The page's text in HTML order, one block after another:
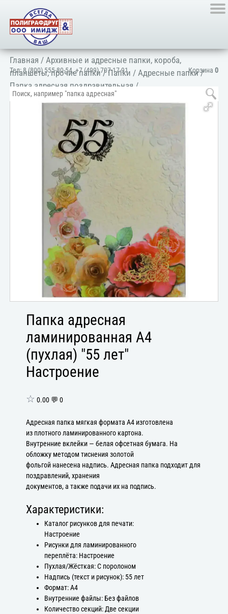
Корзина 0
Тел:8 (800) 555-80-54,+7 (499) 707-17-91
Главная /Архивные и адресные папки, короба,
планшеты, прочие папки/Папки /Адресные папки/
Папка адресная поздравительная /
Папка адресная
ламинированная А4
(пухлая) "55 лет"
Настроение
☆ 0.00 💬 0
Адресная папка мягкая формата А4 изготовлена
из плотного ламинированного картона.
Внутренние вклейки — белая офсетная бумага. На
обложку методом тиснения золотой
фольгой нанесена надпись. Адресная папка подходит для
поздравлений, хранения
документов, а также подачи их на подпись.
Характеристики:
Каталог рисунков для печати:
Настроение
Рисунки для ламинированного
переплёта: Настроение
Пухлая/Жёсткая: С поролоном
Надпись (текст и рисунок): 55 лет
Формат: А4
Внутренние файлы: Без файлов
Количество секций: Две секции